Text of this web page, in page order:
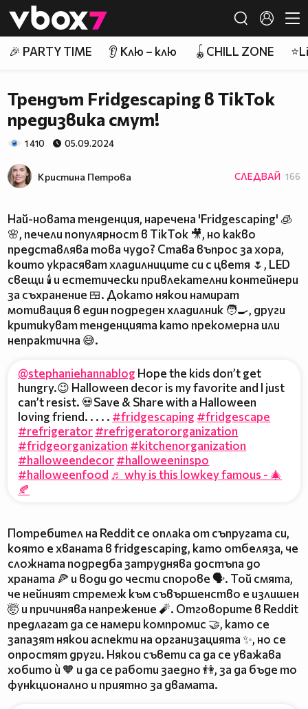
👾
🎉 PARTY TIME 👂 Клю – клю 🪀CHILL ZONE
Трендът Fridgescaping в TikTok
предизвика смут!
1 410 05.09.2024
Кристина Петрова СЛЕДВАЙ 166
Най-новата тенденция, наречена 'Fridgescaping' 🧊
🌸, печели популярност в TikTok 🎥, но какво
представлява това чудо? Става въпрос за хора,
които украсяват хладилниците си с цветя 🌷, LED
свещи 🕯️ и естетически привлекателни контейнери
за съхранение 🍱. Докато някои намират
мотивация в един подреден хладилник 🧑‍🍳, други
критикуват тенденцията като прекомерна или
непрактична 😅.
@stephaniehannablog Hope the kids don’t get
hungry.😉 Halloween decor is my favorite and I just
can’t resist. 💀Save & Share with a Halloween
loving friend. . . . . #fridgescaping #fridgescape
#refrigerator#refrigeratororganization
#fridgeorganization #kitchenorganization
#halloweendecor#halloweeninspo
#halloweenfood ♬ why is this lowkey famous - 🎄
🍂
Потребител на Reddit се оплака от съпругата си,
която е хваната в fridgescaping, като отбеляза, че
сложната подредба затруднява достъпа до
храната 🍕 и води до чести спорове 🗣️. Той смята,
че нейният стремеж към съвършенство е излишен
🤯 и причинява напрежение 🧨. Отговорите в Reddit
предлагат да се намери компромис 🤝, като се
запазят някои аспекти на организацията ✨, но се
опростят други. Някои съвети са да се уважава
хобито ѝ 🧡 и да се работи заедно 👫, за да бъде то
функционално и приятно за двамата.